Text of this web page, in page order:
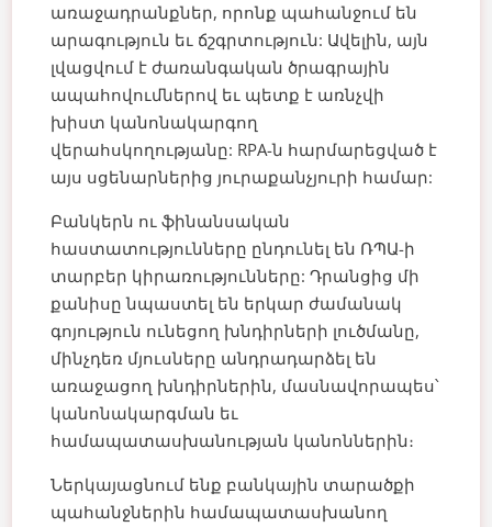
առաջադրանքներ, որոնք պահանջում են
արագություն եւ ճշգրտություն: Ավելին, այն
լվացվում է ժառանգական ծրագրային
ապահովումներով եւ պետք է առնչվի
խիստ կանոնակարգող
վերահսկողությանը: RPA-ն հարմարեցված է
այս սցենարներից յուրաքանչյուրի համար:
Բանկերն ու ֆինանսական
հաստատությունները ընդունել են ՌՊԱ-ի
տարբեր կիրառությունները: Դրանցից մի
քանիսը նպաստել են երկար ժամանակ
գոյություն ունեցող խնդիրների լուծմանը,
մինչդեռ մյուսները անդրադարձել են
առաջացող խնդիրներին, մասնավորապես՝
կանոնակարգման եւ
համապատասխանության կանոններին։
Ներկայացնում ենք բանկային տարածքի
պահանջներին համապատասխանող